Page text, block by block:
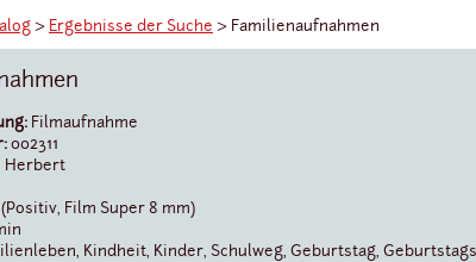
› Ergebnisse der Suche › Familienaufnahmen
Filmaufnahme
002311
Herbert
Film Super 8 mm)
Kindheit, Kinder, Schulweg, Geburtstag,